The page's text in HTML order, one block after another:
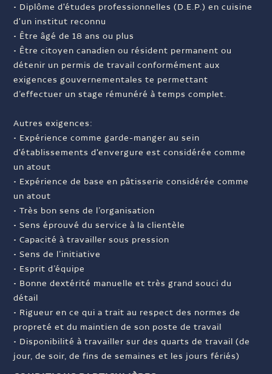
• Diplôme d'études professionnelles (D.E.P.) en cuisine
d'un institut reconnu
• Être âgé de 18 ans ou plus
• Être citoyen canadien ou résident permanent ou
détenir un permis de travail conformément aux
exigences gouvernementales te permettant
d’effectuer un stage rémunéré à temps complet.
Autres exigences:
• Expérience comme garde-manger au sein
d'établissements d'envergure est considérée comme
un atout
• Expérience de base en pâtisserie considérée comme
un atout
• Très bon sens de l’organisation
• Sens éprouvé du service à la clientèle
• Capacité à travailler sous pression
• Sens de l’initiative
• Esprit d’équipe
• Bonne dextérité manuelle et très grand souci du
détail
• Rigueur en ce qui a trait au respect des normes de
propreté et du maintien de son poste de travail
• Disponibilité à travailler sur des quarts de travail (de
jour, de soir, de fins de semaines et les jours fériés)